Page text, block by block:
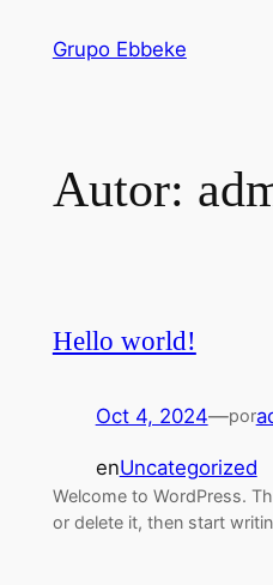
Grupo Ebbeke
Autor:
Hello world!
Oct 4, 2024—por
enUncategorized
Welcome to WordPress.
or delete it, then start